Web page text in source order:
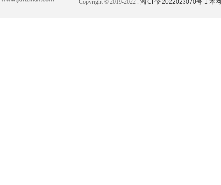
Copyright © 2019-2022 . 湘ICP备2022023070号-1 本